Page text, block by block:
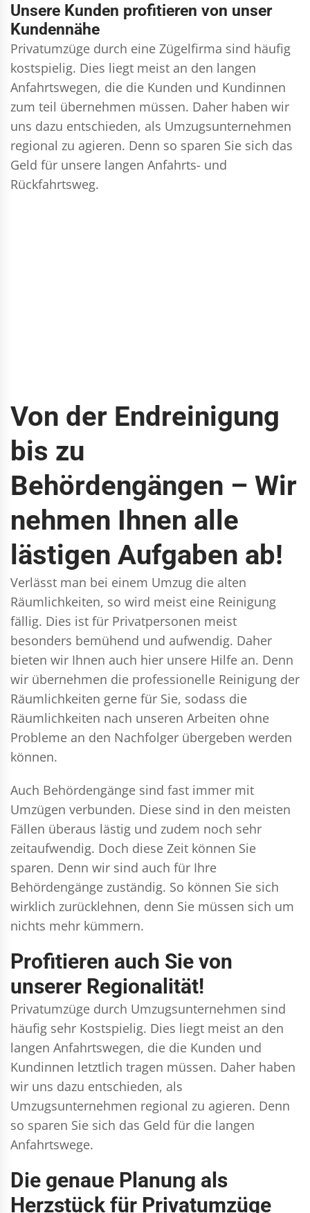
Unsere Kunden profitieren von unser
Kundennähe
Privatumzüge durch eine Zügelfirma sind häufig
kostspielig. Dies liegt meist an den langen
Anfahrtswegen, die die Kunden und Kundinnen
zum teil übernehmen müssen. Daher haben wir
uns dazu entschieden, als Umzugsunternehmen
regional zu agieren. Denn so sparen Sie sich das
Geld für unsere langen Anfahrts- und
Rückfahrtsweg.
Von der Endreinigung
bis zu
Behördengängen – Wir
nehmen Ihnen alle
lästigen Aufgaben ab!
Verlässt man bei einem Umzug die alten
Räumlichkeiten, so wird meist eine Reinigung
fällig. Dies ist für Privatpersonen meist
besonders bemühend und aufwendig. Daher
bieten wir Ihnen auch hier unsere Hilfe an. Denn
wir übernehmen die professionelle Reinigung der
Räumlichkeiten gerne für Sie, sodass die
Räumlichkeiten nach unseren Arbeiten ohne
Probleme an den Nachfolger übergeben werden
können.
Auch Behördengänge sind fast immer mit
Umzügen verbunden. Diese sind in den meisten
Fällen überaus lästig und zudem noch sehr
zeitaufwendig. Doch diese Zeit können Sie
sparen. Denn wir sind auch für Ihre
Behördengänge zuständig. So können Sie sich
wirklich zurücklehnen, denn Sie müssen sich um
nichts mehr kümmern.
Profitieren auch Sie von
unserer Regionalität!
Privatumzüge durch Umzugsunternehmen sind
häufig sehr Kostspielig. Dies liegt meist an den
langen Anfahrtswegen, die die Kunden und
Kundinnen letztlich tragen müssen. Daher haben
wir uns dazu entschieden, als
Umzugsunternehmen regional zu agieren. Denn
so sparen Sie sich das Geld für die langen
Anfahrtswege.
Die genaue Planung als
Herzstück für Privatumzüge